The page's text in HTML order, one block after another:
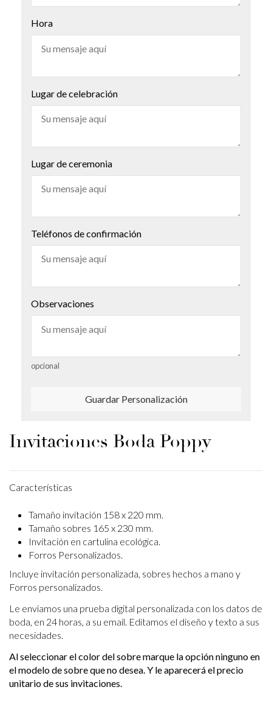
Hora
Lugar de celebración
Lugar de ceremonia
Teléfonos de confirmación
Observaciones
opcional
Guardar Personalización
Invitaciones Boda Poppy
Características
Tamaño invitación 158 x 220 mm.
Tamaño sobres 165 x 230 mm.
Invitación en cartulina ecológica.
Forros Personalizados.
Incluye invitación personalizada, sobres hechos a mano y
Forros personalizados.
Le enviamos una prueba digital personalizada con los datos de
boda, en 24 horas, a su email. Editamos el diseño y texto a sus
necesidades.
Al seleccionar el color del sobre marque la opción ninguno en
el modelo de sobre que no desea. Y le aparecerá el precio
unitario de sus invitaciones.